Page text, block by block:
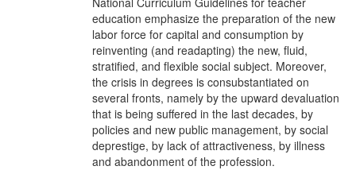
education emphasize the preparation of the new
labor force for capital and consumption by
reinventing (and readapting) the new, fluid,
stratified, and flexible social subject. Moreover,
the crisis in degrees is consubstantiated on
several fronts, namely by the upward devaluation
that is being suffered in the last decades, by
policies and new public management, by social
deprestige, by lack of attractiveness, by illness
and abandonment of the profession.